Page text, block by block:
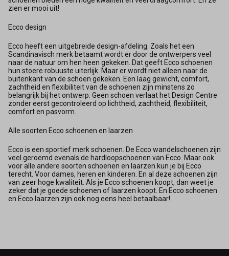
zien er mooi uit!
Ecco design
Ecco heeft een uitgebreide design-afdeling. Zoals het een
Scandinavisch merk betaamt wordt er door de ontwerpers veel
naar de natuur om hen heen gekeken. Dat geeft Ecco schoenen
hun stoere robuuste uiterlijk. Maar er wordt niet alleen naar de
buitenkant van de schoen gekeken. Een laag gewicht, comfort,
zachtheid en flexibiliteit van de schoenen zijn minstens zo
belangrijk bij het ontwerp. Geen schoen verlaat het Design Centre
zonder eerst gecontroleerd op lichtheid, zachtheid, flexibiliteit,
comfort en pasvorm.
Alle soorten Ecco schoenen en laarzen
Ecco is een sportief merk schoenen. De Ecco wandelschoenen zijn
veel geroemd evenals de hardloopschoenen van Ecco. Maar ook
voor alle andere soorten schoenen en laarzen kun je bij Ecco
terecht. Voor dames, heren en kinderen. En al deze schoenen zijn
van zeer hoge kwaliteit. Als je Ecco schoenen koopt, dan weet je
zeker dat je goede schoenen of laarzen koopt. En Ecco schoenen
en Ecco laarzen zijn ook nog eens heel betaalbaar!